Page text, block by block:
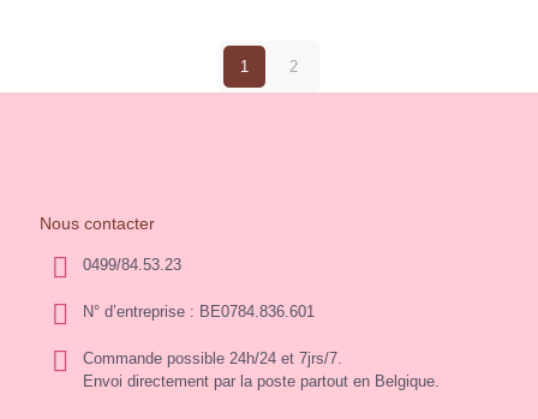
1 2
Nous contacter
0499/84.53.23
N° d’entreprise : BE0784.836.601
Commande possible 24h/24 et 7jrs/7.
Envoi directement par la poste partout en Belgique.